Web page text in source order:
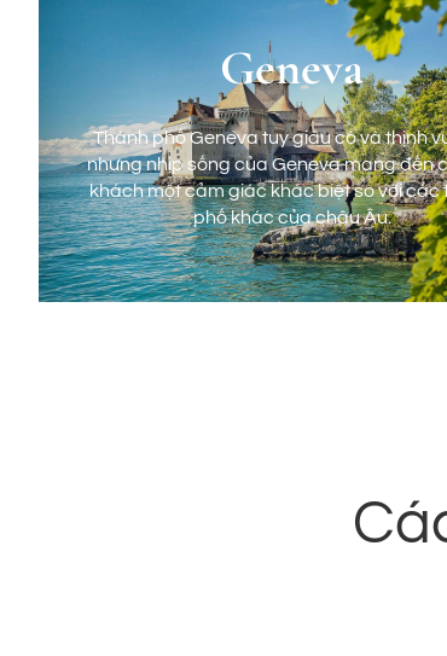
Bern hay Berne là thủ đô trên thực tế
Bundesstadt, tức
Geneva
Thành phố Geneva tuy giàu có và thịnh
nhưng nhịp sống của Geneva mang đến
khách một cảm giác khác biệt so với các
phố khác của châu Âu.
nhưng nhịp sống của Geneva mang đến
khách một cảm giác khác biệt so với các